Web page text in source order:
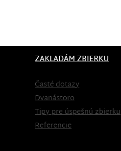
ZAKLADÁM ZBIERKU
Časté dotazy
Dvanástoro
Tipy pre úspešnú zbierku
Referencie